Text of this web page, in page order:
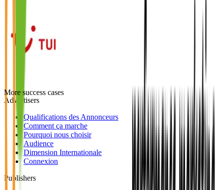
More success cases
Advertisers
Qualifications des Annonceurs
Comment ça marche
Pourquoi nous choisir
Audience
Dimension Internationale
Connexion
Publishers